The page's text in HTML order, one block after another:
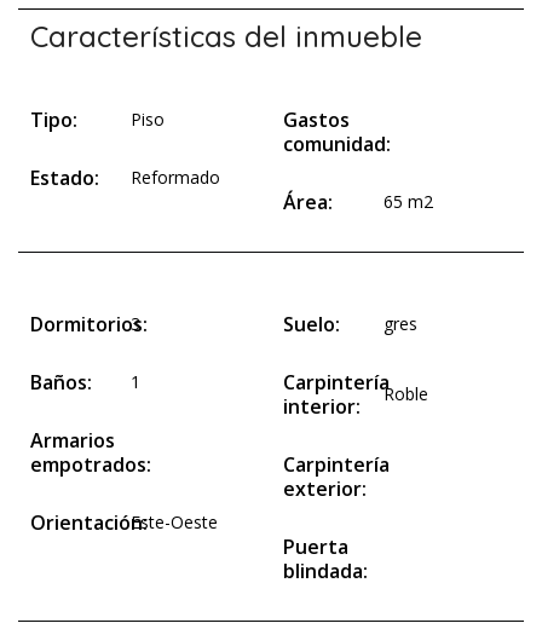
Características del inmueble
Tipo: Piso
Estado: Reformado
Gastos
comunidad:
Área: 65 m2
Dormitorios:
3
Baños: 1
Armarios
empotrados:
Orientación:Este-Oeste
Suelo: gres
Carpintería
interior:
Roble
Carpintería
exterior:
Puerta
blindada: